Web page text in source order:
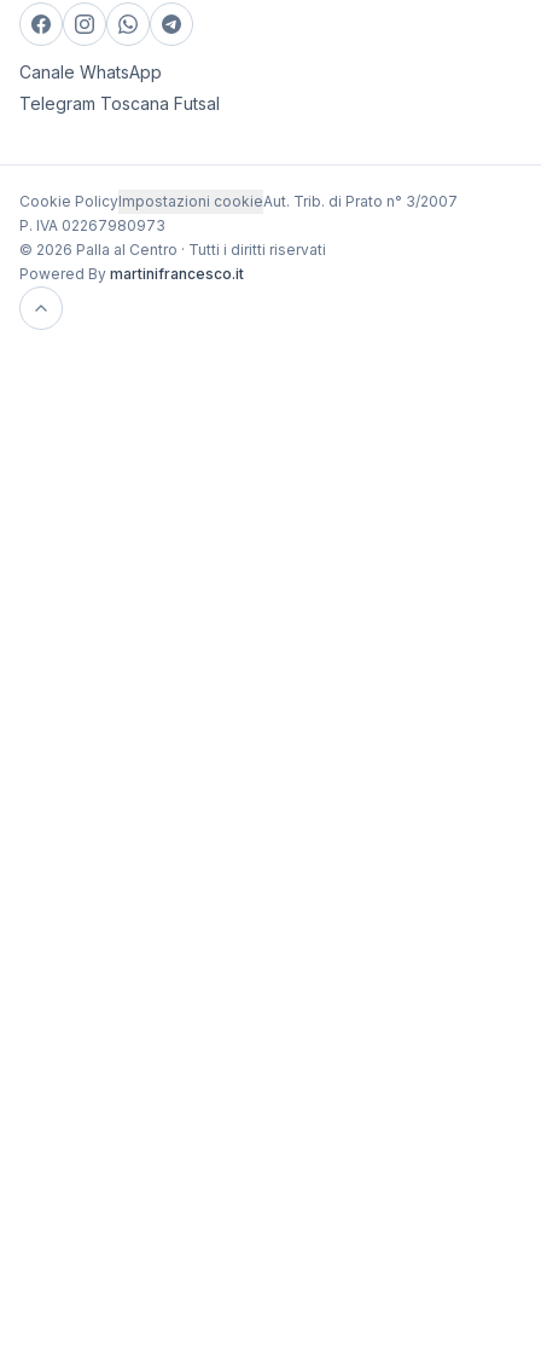
Canale WhatsApp
Telegram Toscana Futsal
Cookie PolicyImpostazioni cookieAut. Trib. di Prato n° 3/2007
P. IVA 02267980973
© 2026 Palla al Centro · Tutti i diritti riservati
Powered By martinifrancesco.it